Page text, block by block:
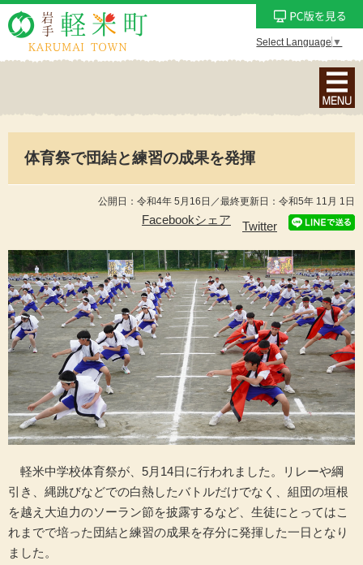
Select Language ▼
ナ
ビ
ン
メ
ュ
ー
を
表
示
体育祭で団結と練習の成果を発揮
公開日：令和4年 5月16日／最終更新日：令和5年 11月 1日
Facebookシェア Twitter
軽米中学校体育祭が、5月14日に行われました。リレーや綱
引き、縄跳びなどでの白熱したバトルだけでなく、組団の垣根
を越え大迫力のソーラン節を披露するなど、生徒にとってはこ
れまでで培った団結と練習の成果を存分に発揮した一日となり
ました。